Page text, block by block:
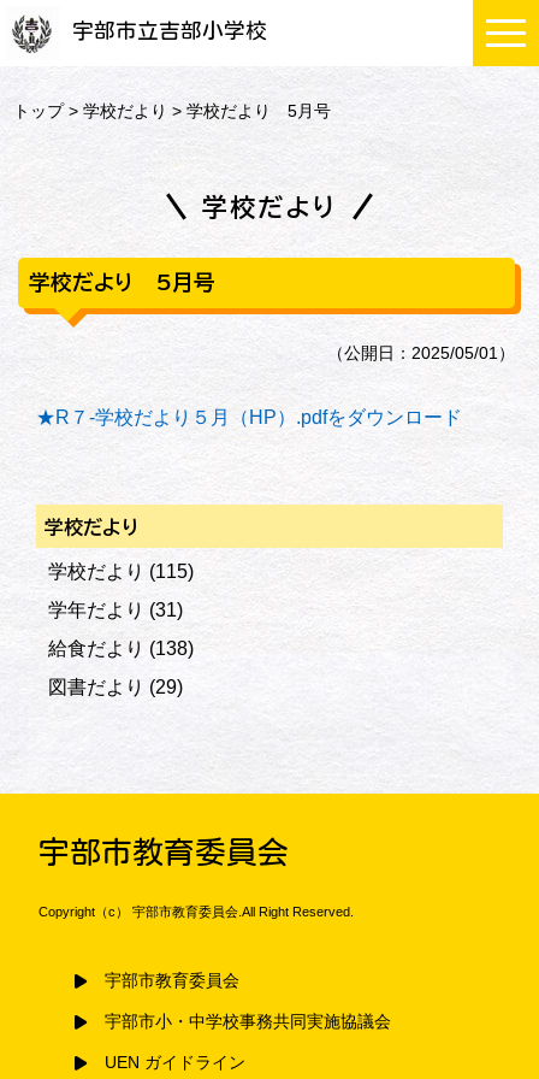
宇部市立吉部小学校
トップ>学校だより > 学校だより 5月号
学校だより
学校だより 5月号
（公開日：2025/05/01）
★R７-学校だより５月（HP）.pdfをダウンロード
学校だより
学校だより (115)
学年だより (31)
給食だより (138)
図書だより (29)
宇部市教育委員会
Copyright（c） 宇部市教育委員会.All Right Reserved.
宇部市教育委員会
宇部市小・中学校事務共同実施協議会
UEN ガイドライン